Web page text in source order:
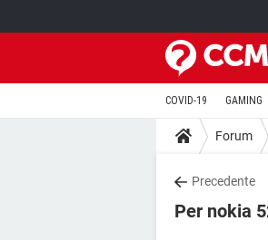
COVID-19 GAMING
Forum
Precedente
Per nokia